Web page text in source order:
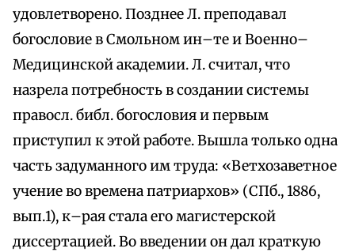
удовлетворено. Позднее Л. преподавал
богословие в Смольном ин–те и Военно–
Медицинской академии. Л. считал, что
назрела потребность в создании системы
правосл. библ. богословия и первым
приступил к этой работе. Вышла только одна
часть задуманного им труда: «Ветхозаветное
учение во времена патриархов» (СПб., 1886,
вып.1), к–рая стала его магистерской
диссертацией. Во введении он дал краткую